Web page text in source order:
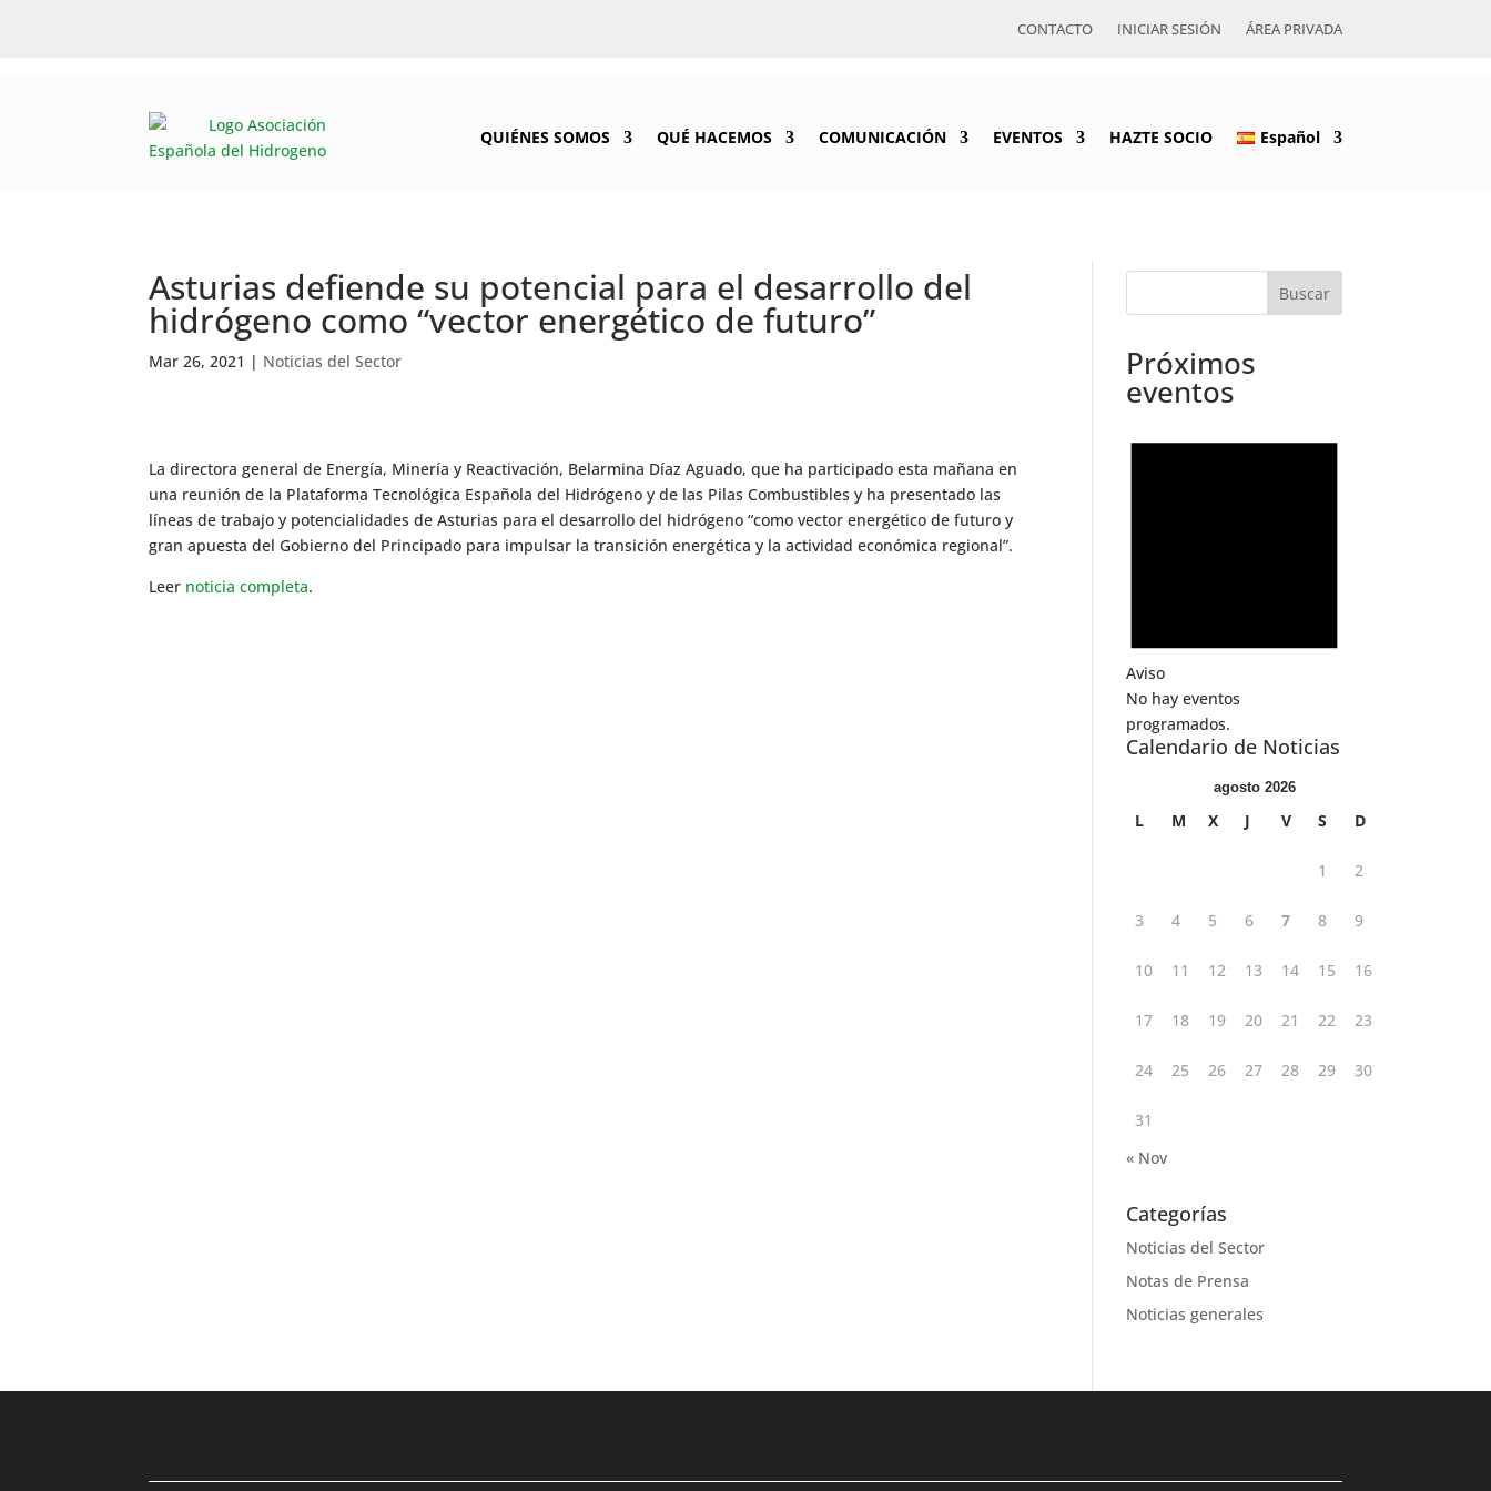
CONTACTO INICIAR SESIÓN ÁREA PRIVADA
QUIÉNES SOMOS QUÉ HACEMOS COMUNICACIÓN EVENTOS HAZTE SOCIO Español
Asturias defiende su potencial para el desarrollo del
hidrógeno como “vector energético de futuro”
Mar 26, 2021 | Noticias del Sector
La directora general de Energía, Minería y Reactivación, Belarmina Díaz Aguado, que ha participado esta mañana en
una reunión de la Plataforma Tecnológica Española del Hidrógeno y de las Pilas Combustibles y ha presentado las
líneas de trabajo y potencialidades de Asturias para el desarrollo del hidrógeno “como vector energético de futuro y
gran apuesta del Gobierno del Principado para impulsar la transición energética y la actividad económica regional”.
Leer noticia completa.
Próximos
eventos
Aviso
No hay eventos
programados.
Calendario de Noticias
agosto 2026
L M X J V S D
1 2
3 4 5 6 7 8 9
10 11 12 13 14 15 16
17 18 19 20 21 22 23
24 25 26 27 28 29 30
31
« Nov
Categorías
Noticias del Sector
Notas de Prensa
Noticias generales